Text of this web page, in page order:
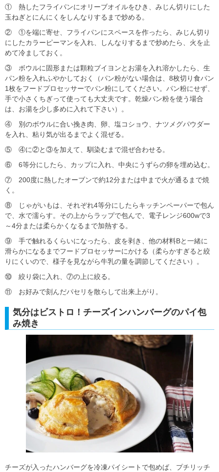
① 熱したフライパンにオリーブオイルをひき、みじん切りにした
玉ねぎとにんにくをしんなりするまで炒める。
② ①を端に寄せ、フライパンにスペースを作ったら、みじん切り
にしたカラーピーマンを入れ、しんなりするまで炒めたら、火を止
めて冷ましておく。
③ ボウルに固形または顆粒ブイヨンとお湯を入れ溶かしたら、生
パン粉を入れふやかしておく（パン粉がない場合は、8枚切り食パン
1枚をフードプロセッサーでパン粉にしてください。パン粉にせず、
手で小さくちぎって使っても大丈夫です。乾燥パン粉を使う場合
は、お湯を少し多めに入れて下さい）。
④ 別のボウルに合い挽き肉、卵、塩コショウ、ナツメグパウダー
を入れ、粘り気が出るまでよく混ぜる。
⑤ ④に②と③を加えて、馴染むまで混ぜ合わせる。
⑥ 6等分にしたら、カップに入れ、中央にうずらの卵を埋め込む。
⑦ 200度に熱したオーブンで約12分または中まで火が通るまで焼
く。
⑧ じゃがいもは、それぞれ4等分にしたらキッチンペーパーで包ん
で、水で濡らす。その上からラップで包んで、電子レンジ600wで3
～4分または柔らかくなるまで加熱する。
⑨ 手で触れるくらいになったら、皮を剥き、他の材料Bと一緒に
滑らかになるまでフードプロセッサーにかける（柔らかすぎると絞
りにくいので、様子を見ながら牛乳の量を調節してください）。
⑩ 絞り袋に入れ、⑦の上に絞る。
⑪ お好みで刻んだパセリを散らして出来上がり。
気分はビストロ！チーズインハンバーグのパイ包
み焼き
チーズが入ったハンバーグを冷凍パイシートで包めば、プチリッチ